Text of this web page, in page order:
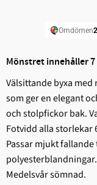
Mönstret innehåller
Välsittande byxa
som ger en elegant
och stolpfickor bak.
Fotvidd alla storlekar
Passar mjukt fallande
polyesterblandningar.
Medelsvår sömnad.